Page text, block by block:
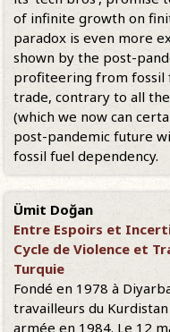
of infinite growth on
paradox is even more
shown by the post-
profiteering from fossil
trade, contrary to all
(which we now can
post-pandemic future
fossil fuel dependency.
Ümit Doğan
Entre Espoirs et
Cycle de Violence et
Turquie
Fondé en 1978 à
travailleurs du Kurdistan
armée en 1984. Le 12